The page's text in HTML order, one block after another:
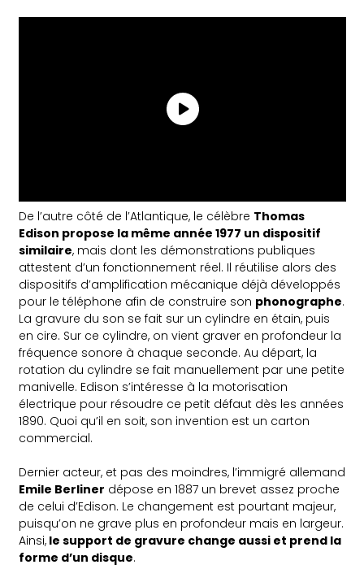
De l’autre côté de l’Atlantique, le célèbre Thomas
Edison propose la même année 1977 un dispositif
similaire, mais dont les démonstrations publiques
attestent d’un fonctionnement réel. Il réutilise alors des
dispositifs d’amplification mécanique déjà développés
pour le téléphone afin de construire son phonographe.
La gravure du son se fait sur un cylindre en étain, puis
en cire. Sur ce cylindre, on vient graver en profondeur la
fréquence sonore à chaque seconde. Au départ, la
rotation du cylindre se fait manuellement par une petite
manivelle. Edison s’intéresse à la motorisation
électrique pour résoudre ce petit défaut dès les années
1890. Quoi qu’il en soit, son invention est un carton
commercial.
Dernier acteur, et pas des moindres, l’immigré allemand
Emile Berliner dépose en 1887 un brevet assez proche
de celui d’Edison. Le changement est pourtant majeur,
puisqu’on ne grave plus en profondeur mais en largeur.
Ainsi, le support de gravure change aussi et prend la
forme d’un disque.